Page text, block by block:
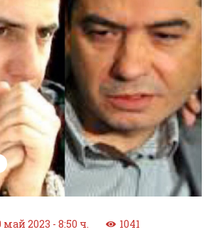
2023 - 8:50 ч. 1041